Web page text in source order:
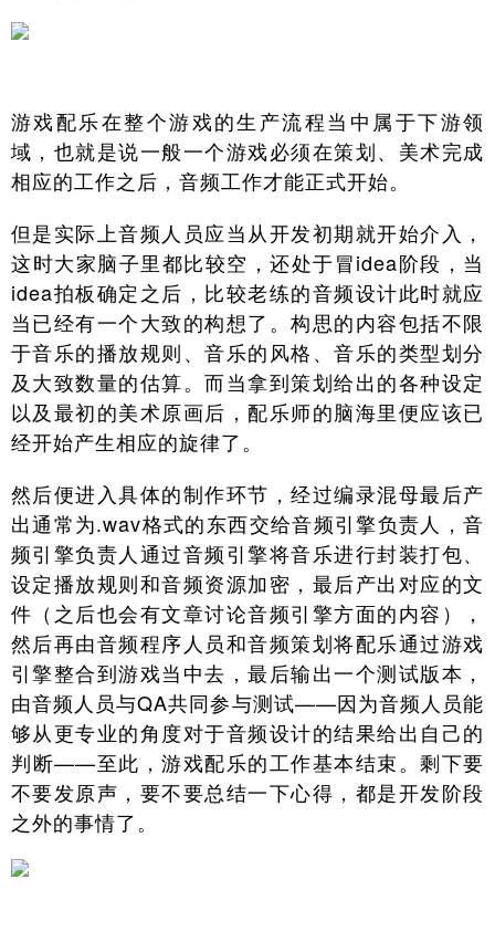
游戏配乐在整个游戏的生产流程当中属于下游领
域，也就是说一般一个游戏必须在策划、美术完成
相应的工作之后，音频工作才能正式开始。
但是实际上音频人员应当从开发初期就开始介入，
这时大家脑子里都比较空，还处于冒idea阶段，当
idea拍板确定之后，比较老练的音频设计此时就应
当已经有一个大致的构想了。构思的内容包括不限
于音乐的播放规则、音乐的风格、音乐的类型划分
及大致数量的估算。而当拿到策划给出的各种设定
以及最初的美术原画后，配乐师的脑海里便应该已
经开始产生相应的旋律了。
然后便进入具体的制作环节，经过编录混母最后产
出通常为.wav格式的东西交给音频引擎负责人，音
频引擎负责人通过音频引擎将音乐进行封装打包、
设定播放规则和音频资源加密，最后产出对应的文
件（之后也会有文章讨论音频引擎方面的内容），
然后再由音频程序人员和音频策划将配乐通过游戏
引擎整合到游戏当中去，最后输出一个测试版本，
由音频人员与QA共同参与测试——因为音频人员能
够从更专业的角度对于音频设计的结果给出自己的
判断——至此，游戏配乐的工作基本结束。剩下要
不要发原声，要不要总结一下心得，都是开发阶段
之外的事情了。